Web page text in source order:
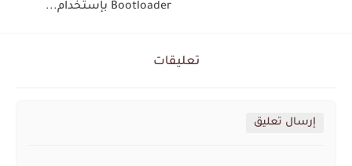
Bootloader بإستخدام...
تعليقات
إرسال تعليق